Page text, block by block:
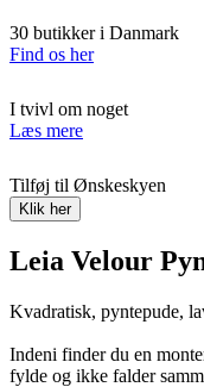
30 butikker i Danmark
Find os her
I tvivl om noget
Læs mere
Tilføj til Ønskeskyen
Klik her
Leia Velour
Kvadratisk, pyntepude,
Indeni finder du en
fylde og ikke falder